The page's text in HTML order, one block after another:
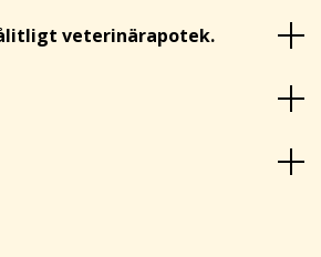
veterinärapotek.